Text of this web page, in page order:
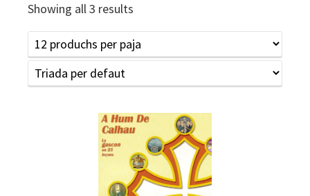
Showing all 3 results